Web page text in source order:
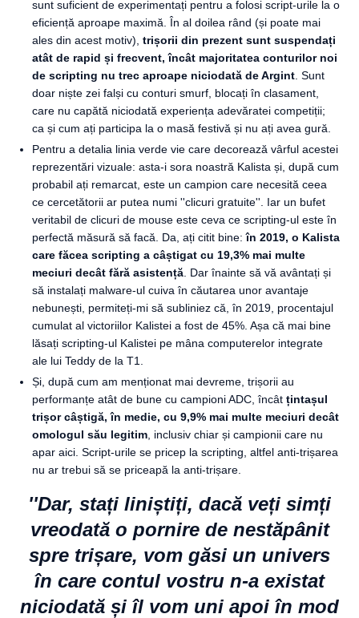
sunt suficient de experimentați pentru a folosi script-urile la o
eficiență aproape maximă. În al doilea rând (și poate mai
ales din acest motiv), trișorii din prezent sunt suspendați
atât de rapid și frecvent, încât majoritatea conturilor noi
de scripting nu trec aproape niciodată de Argint . Sunt
doar niște zei falși cu conturi smurf, blocați în clasament,
care nu capătă niciodată experiența adevăratei competiții;
ca și cum ați participa la o masă festivă și nu ați avea gură.
Pentru a detalia linia verde vie care decorează vârful acestei
reprezentări vizuale: asta-i sora noastră Kalista și, după cum
probabil ați remarcat, este un campion care necesită ceea
ce cercetătorii ar putea numi ''clicuri gratuite''. Iar un bufet
veritabil de clicuri de mouse este ceva ce scripting-ul este în
perfectă măsură să facă. Da, ați citit bine:în 2019, o Kalista
care făcea scripting a câștigat cu 19,3% mai multe
meciuri decât fără asistență . Dar înainte să vă avântați și
să instalați malware-ul cuiva în căutarea unor avantaje
nebunești, permiteți-mi să subliniez că, în 2019, procentajul
cumulat al victoriilor Kalistei a fost de 45%. Așa că mai bine
lăsați scripting-ul Kalistei pe mâna computerelor integrate
ale lui Teddy de la T1.
Și, după cum am menționat mai devreme, trișorii au
performanțe atât de bune cu campioni ADC, încât țintașul
trișor câștigă, în medie, cu 9,9% mai multe meciuri decât
omologul său legitim , inclusiv chiar și campionii care nu
apar aici. Script-urile se pricep la scripting, altfel anti-trișarea
nu ar trebui să se priceapă la anti-trișare.
''Dar, stați liniștiți, dacă veți simți
vreodată o pornire de nestăpânit
spre trișare, vom găsi un univers
în care contul vostru n-a existat
niciodată și îl vom uni apoi în mod